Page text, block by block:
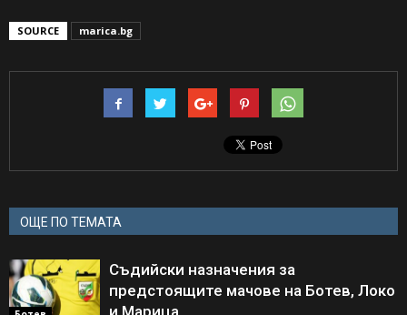
SOURCE marica.bg
ОЩЕ ПО ТЕМАТА
Съдийски назначения за
предстоящите мачове на Ботев, Локо
и Марица